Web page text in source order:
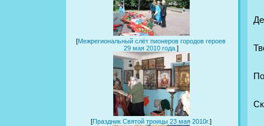
[Межрегиональный слёт пионеров городов героев
29 мая 2010 года. ]
[Праздник Святой троицы 23 мая 2010г.]